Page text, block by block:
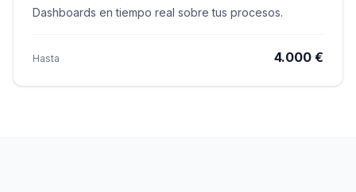
Dashboards en tiempo real sobre tus procesos.
Hasta 4.000 €